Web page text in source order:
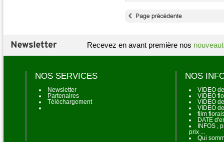
Recevez en avant première nos
NOS SERVICES
Newsletter
Partenaires
Téléchargement
NOS
VIDEO
VIDEO
VIDEO
VIDEO
film
DATE
INFOS ,
prix ...
Qui